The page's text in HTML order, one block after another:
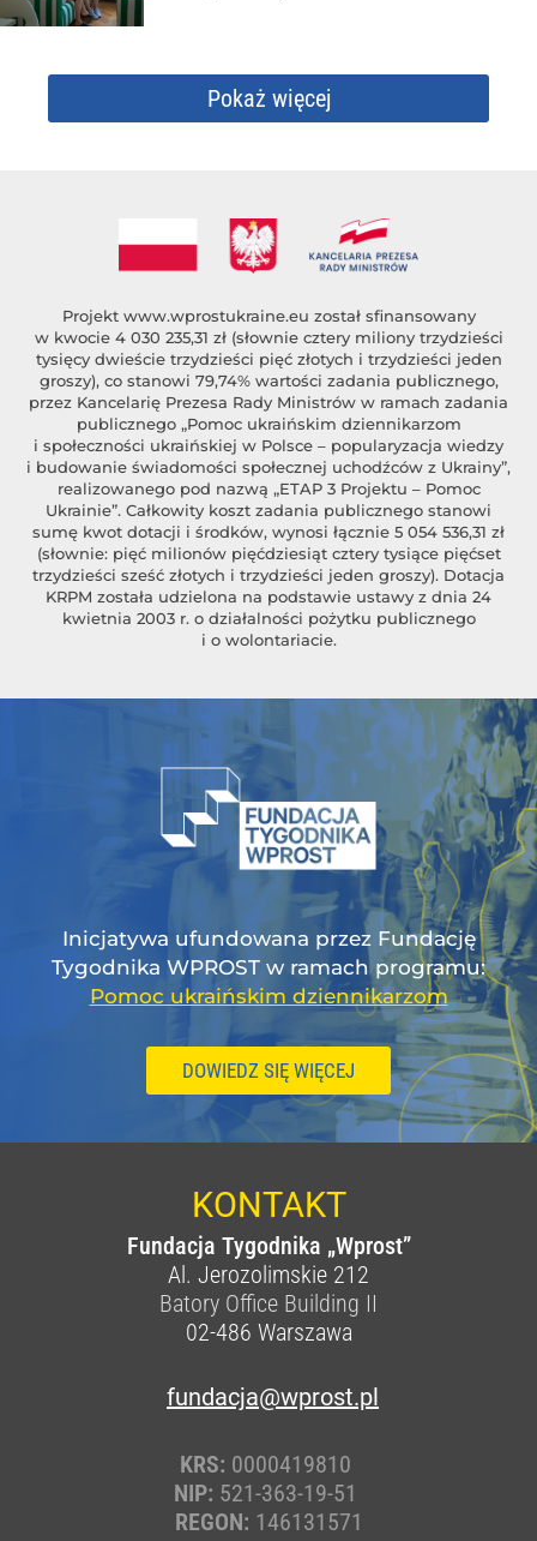
Pokaż więcej
Projekt www.wprostukraine.eu został sfinansowany
w kwocie 4 030 235,31 zł (słownie cztery miliony trzydzieści
tysięcy dwieście trzydzieści pięć złotych i trzydzieści jeden
groszy), co stanowi 79,74% wartości zadania publicznego,
przez Kancelarię Prezesa Rady Ministrów w ramach zadania
publicznego „Pomoc ukraińskim dziennikarzom
i społeczności ukraińskiej w Polsce – popularyzacja wiedzy
i budowanie świadomości społecznej uchodźców z Ukrainy”,
realizowanego pod nazwą „ETAP 3 Projektu – Pomoc
Ukrainie”. Całkowity koszt zadania publicznego stanowi
sumę kwot dotacji i środków, wynosi łącznie 5 054 536,31 zł
(słownie: pięć milionów pięćdziesiąt cztery tysiące pięćset
trzydzieści sześć złotych i trzydzieści jeden groszy). Dotacja
KRPM została udzielona na podstawie ustawy z dnia 24
kwietnia 2003 r. o działalności pożytku publicznego
i o wolontariacie.
Inicjatywa ufundowana przez Fundację
Tygodnika WPROST w ramach programu:
Pomoc ukraińskim dziennikarzom
DOWIEDZ SIĘ WIĘCEJ
KONTAKT
Fundacja Tygodnika „Wprost”
Al. Jerozolimskie 212
Batory Office Building II
02-486 Warszawa
fundacja@wprost.pl
KRS: 0000419810
NIP: 521-363-19-51
REGON: 146131571